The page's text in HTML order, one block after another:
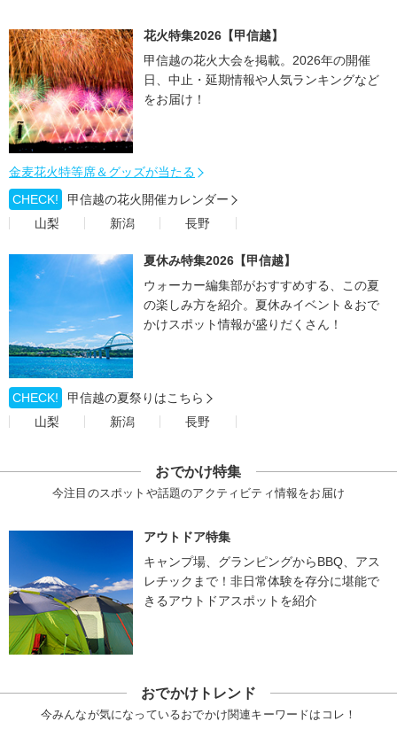
花火特集2026【甲信越】
甲信越の花火大会を掲載。2026年の開催
日、中止・延期情報や人気ランキングなど
をお届け！
金麦花火特等席＆グッズが当たる
CHECK!
甲信越の花火開催カレンダー
山梨
新潟 長野
夏休み特集2026【甲信越】
ウォーカー編集部がおすすめする、この夏
の楽しみ方を紹介。夏休みイベント＆おで
かけスポット情報が盛りだくさん！
CHECK!
甲信越の夏祭りはこちら
山梨
新潟 長野
おでかけ特集
今注目のスポットや話題のアクティビティ情報をお届け
アウトドア特集
キャンプ場、グランピングからBBQ、アス
レチックまで！非日常体験を存分に堪能で
きるアウトドアスポットを紹介
おでかけトレンド
今みんなが気になっているおでかけ関連キーワードはコレ！